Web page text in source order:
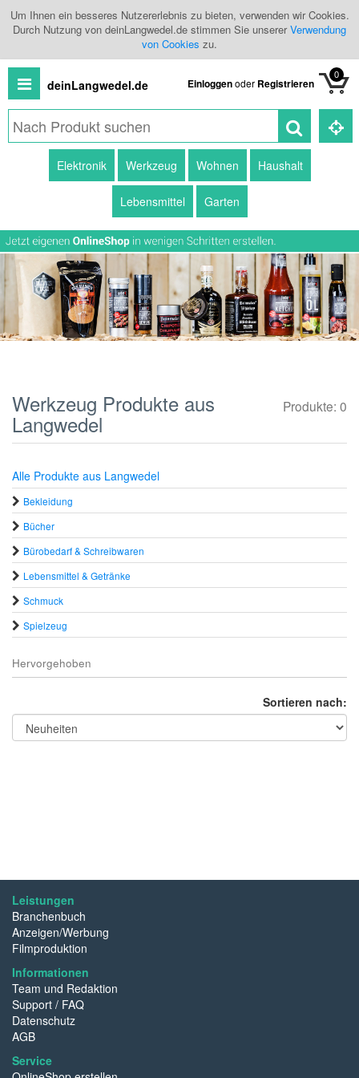
Um Ihnen ein besseres Nutzererlebnis zu bieten, verwenden wir Cookies.
Durch Nutzung von deinLangwedel.de stimmen Sie unsererVerwendung
von Cookies zu.
deinLangwedel.de Einloggenoder Registrieren
0
Produkte
Händlerübersicht
Branchenbuch
Elektronik Werkzeug Wohnen Haushalt
Lebensmittel Garten
Produkte: 0
Werkzeug Produkte aus
Langwedel
Alle Produkte aus Langwedel
Bekleidung
Bücher
Bürobedarf & Schreibwaren
Lebensmittel & Getränke
Schmuck
Spielzeug
Hervorgehoben
Sortieren nach:
Leistungen
Branchenbuch
Anzeigen/Werbung
Filmproduktion
Informationen
Team und Redaktion
Support / FAQ
Datenschutz
AGB
Service